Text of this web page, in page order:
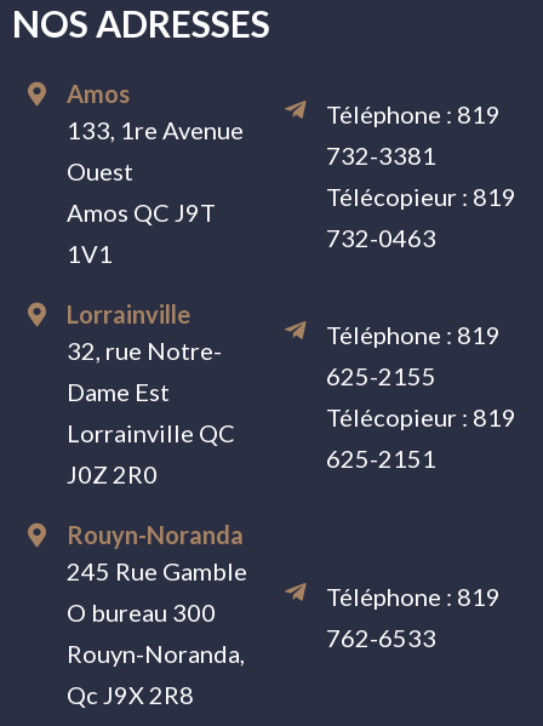
NOS ADRESSES
Amos
133, 1re Avenue
Ouest
Amos QC J9T
1V1
Téléphone : 819
732-3381
Télécopieur : 819
732-0463
Lorrainville
32, rue Notre-
Dame Est
Lorrainville QC
J0Z 2R0
Téléphone : 819
625-2155
Télécopieur : 819
625-2151
Rouyn-Noranda
245 Rue Gamble
O bureau 300
Rouyn-Noranda,
Qc J9X 2R8
Téléphone : 819
762-6533